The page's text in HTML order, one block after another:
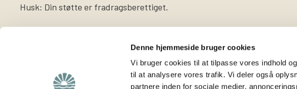
Denne hjemmeside bruger cookies
Vi bruger cookies til at tilpasse vores indhold
til at analysere vores trafik. Vi deler også
partnere inden for sociale medier,
Husk: Din støtte er fradragsberettiget.